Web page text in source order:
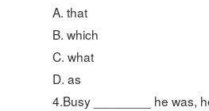
A. that
B. which
C. what
D. as
4.Busy ________ he was,